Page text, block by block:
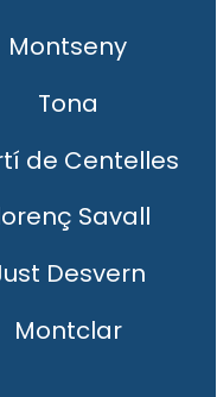
Montseny
Tona
de Centelles
Savall
Desvern
Montclar